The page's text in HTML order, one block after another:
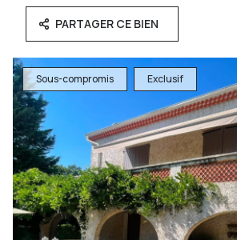
PARTAGER CE BIEN
Sous-compromis Exclusif